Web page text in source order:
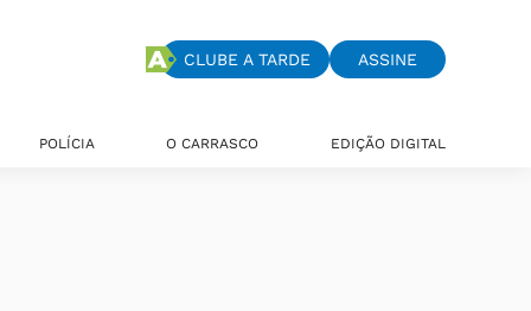
CLUBE A TARDE ASSINE
POLÍCIA O CARRASCO EDIÇÃO DIGITAL